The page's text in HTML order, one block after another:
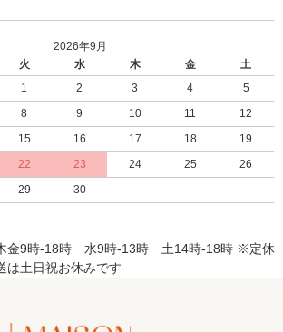
2026年9月
火 水 木 金
土
1
2 3 4
5
8 9 10 11
12
15 16 17 18
19
22 23 24 25
26
29 30
金9時-18時 水9時-13時 土14時-18時 ※定休
は土日祝お休みです